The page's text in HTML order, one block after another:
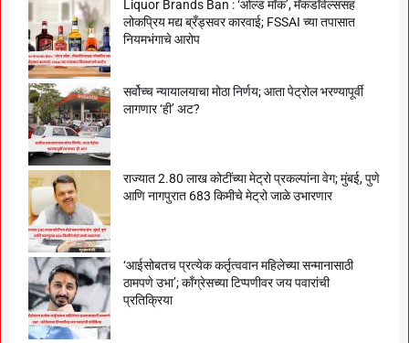
Liquor Brands Ban : ‘ओल्ड मॉंक’, मॅकडॉवेल्ससह
लोकप्रिय मद्य ब्रँड्सवर कारवाई; FSSAI च्या तपासात
नियमभंगाचे आरोप
सर्वोच्च न्यायालयाचा मोठा निर्णय; आता पेट्रोल भरण्यापूर्वी
लागणार ‘ही’ अट?
राज्यात 2.80 लाख कोटींच्या मेट्रो प्रकल्पांना वेग; मुंबई, पुणे
आणि नागपुरात 683 किमीचे मेट्रो जाळे उभारणार
‘आईसोबतच प्रत्येक कर्तृत्ववान महिलेच्या सन्मानासाठी
ठामपणे उभा’; काँग्रेसच्या टिप्पणीवर जय पवारांची
प्रतिक्रिया